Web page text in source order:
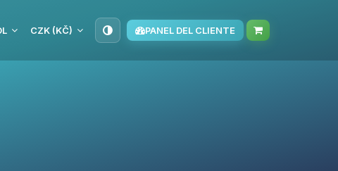
CZK (KČ) PANEL DEL CLIENTE